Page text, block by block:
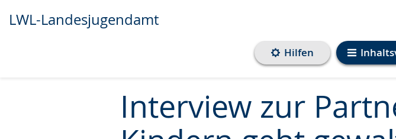
LWL-Landesjugendamt
Hilfen
Interview zur